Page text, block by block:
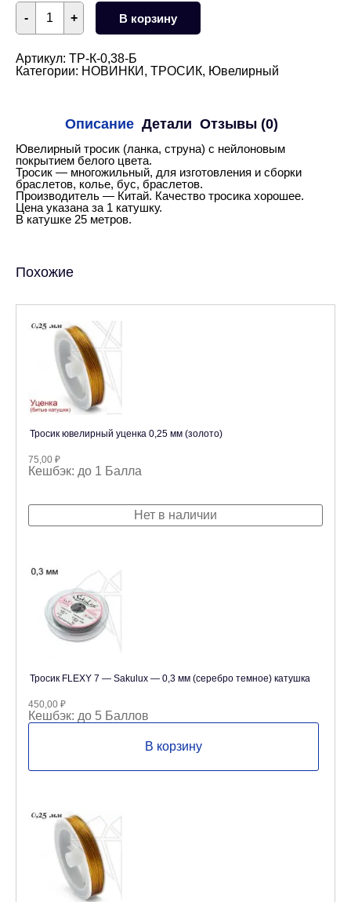
+
Количество
товара
Тросик
0,38
мм,
- В корзину
Артикул: ТР-К-0,38-Б
Категории: НОВИНКИ , ТРОСИК, Ювелирный
Описание Детали Отзывы (0)
Ювелирный тросик (ланка, струна) с нейлоновым
покрытием белого цвета.
Тросик — многожильный, для изготовления и сборки
браслетов, колье, бус, браслетов.
Производитель — Китай. Качество тросика хорошее.
Цена указана за 1 катушку.
В катушке 25 метров.
Похожие
Тросик ювелирный уценка 0,25 мм (золото)
75,00 ₽
Кешбэк: до 1 Балла
Нет в наличии
Тросик FLEXY 7 — Sakulux — 0,3 мм (серебро темное) катушка
450,00 ₽
Кешбэк: до 5 Баллов
В корзину